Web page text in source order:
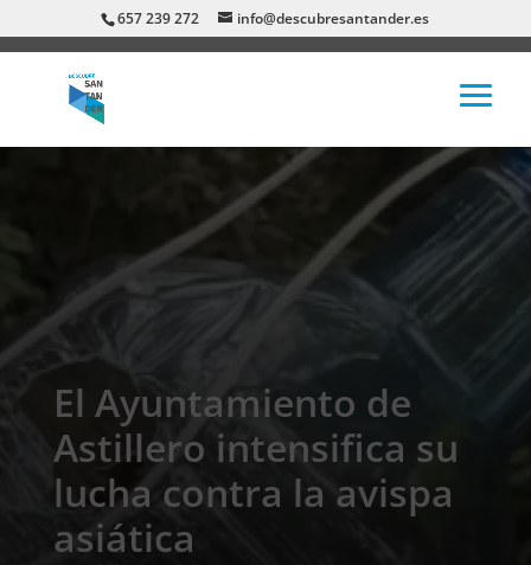
657 239 272 info@descubresantander.es
El Ayuntamiento de
Astillero intensifica su
lucha contra la avispa
asiática